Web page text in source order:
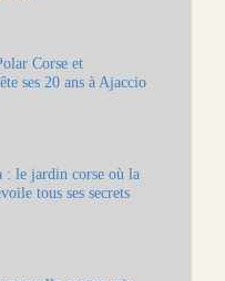
Corse et
ses 20 ans à Ajaccio
: le jardin corse où la
tous ses secrets